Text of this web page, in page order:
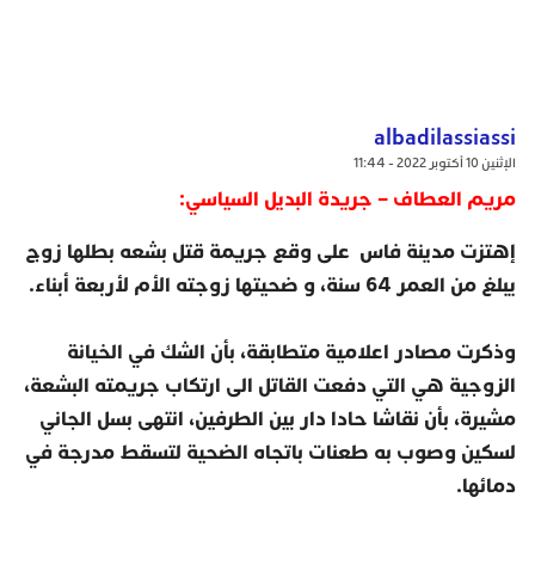
albadilassiassi
الإثنين 10 أكتوبر 2022 - 11:44
مريم العطاف – جريدة البديل السياسي:
إهتزت مدينة فاس على وقع جريمة قتل بشعه بطلها زوج
يبلغ من العمر 64 سنة، و ضحيتها زوجته الأم لأربعة أبناء
.
وذكرت مصادر اعلامية متطابقة، بأن الشك في الخيانة
الزوجية هي التي دفعت القاتل الى ارتكاب جريمته البشعة،
مشيرة، بأن نقاشا حادا دار بين الطرفين، انتهى بسل الجاني
لسكين وصوب به طعنات باتجاه الضحية لتسقط مدرجة في
دمائها.